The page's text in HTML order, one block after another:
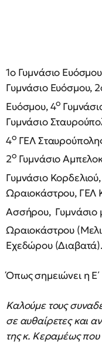
1ο Γυμνάσιο
Γυμνάσιο Ευόσμου,
Ευόσμου, 4ο
Γυμνάσιο
4οΓΕΛ
2οΓυμνάσιο
Γυμνάσιο
Ωραιοκάστρου, ΓΕΛ
Ασσήρου, Γυμνάσιο
Ωραιοκάστρου
Εχεδώρου (Διαβατά).
Όπως σημειώνει η
Καλούμε τους
σε αυθαίρετες και
της κ. Κεραμέως που